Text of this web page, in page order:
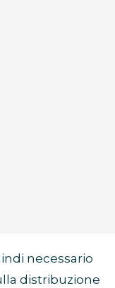
necessario
distribuzione